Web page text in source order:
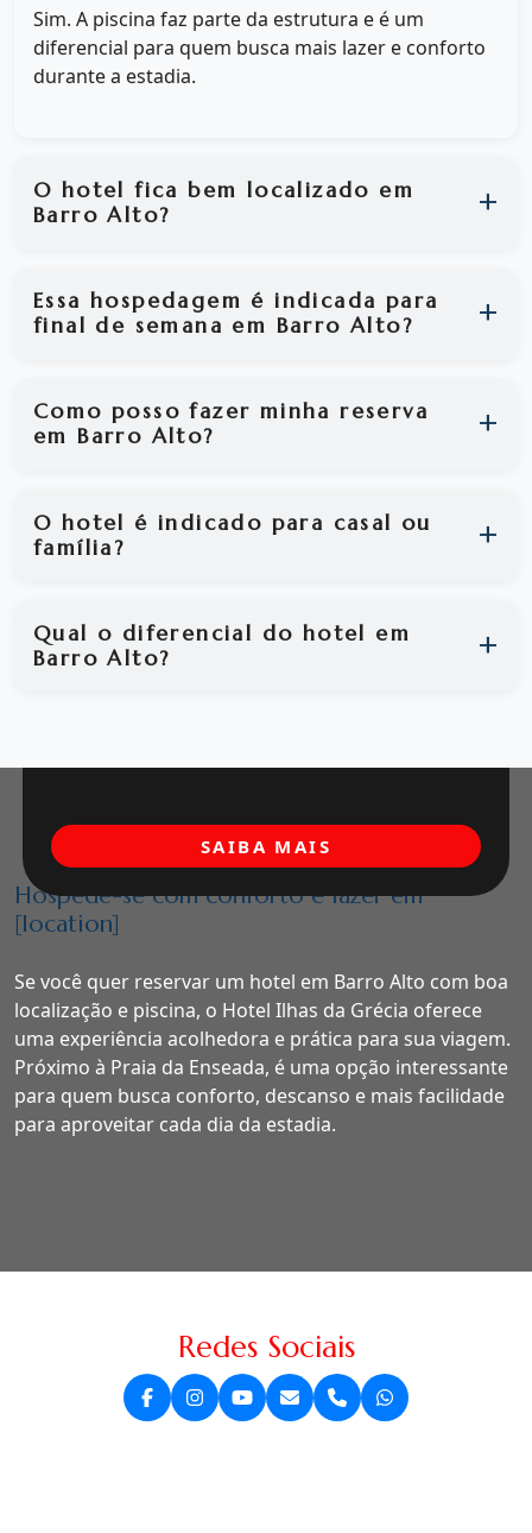
Sim. A piscina faz parte da estrutura e é um
diferencial para quem busca mais lazer e conforto
durante a estadia.
O hotel fica bem localizado em
Barro Alto?
Essa hospedagem é indicada para
final de semana em Barro Alto?
Como posso fazer minha reserva
em Barro Alto?
O hotel é indicado para casal ou
família?
Qual o diferencial do hotel em
Barro Alto?
Hospede-se com conforto e lazer em
[location]
Se você quer reservar um hotel em Barro Alto com boa
localização e piscina, o Hotel Ilhas da Grécia oferece
uma experiência acolhedora e prática para sua viagem.
Próximo à Praia da Enseada, é uma opção interessante
para quem busca conforto, descanso e mais facilidade
para aproveitar cada dia da estadia.
SAIBA MAIS
Redes Sociais